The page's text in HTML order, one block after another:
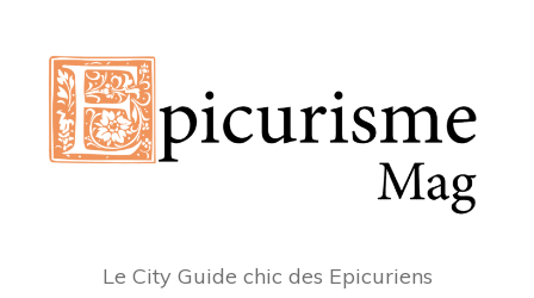
Le City Guide chic des Epicuriens